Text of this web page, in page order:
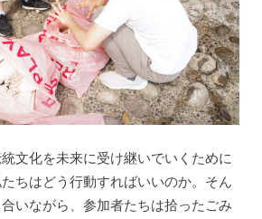
文化を未来に受け継いでいくために
ちはどう行動すればいいのか。そん
いながら、参加者たちは拾ったごみ